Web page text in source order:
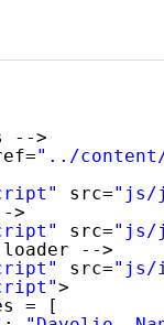
-->
"../content/
src="js/
>
src="js/
-->
src="js/
>
= [